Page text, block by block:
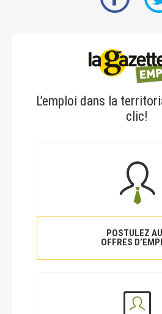
L’emploi dans la
clic!
POSTULEZ
OFFRES